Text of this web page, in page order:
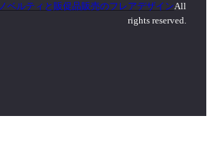
ノベルティと販促品販売のフレアデザインAll
rights reserved.